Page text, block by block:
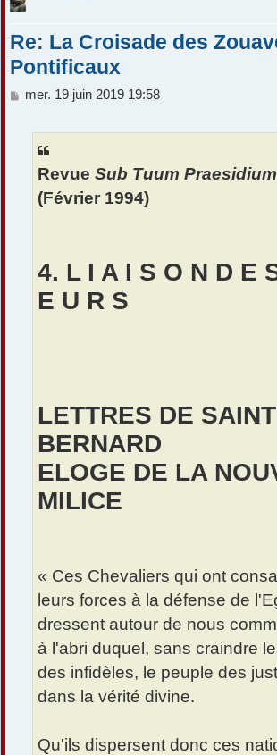
Re: La Croisade des
Pontificaux
M
mer. 19 juin 2019 19:58
Revue Sub Tuum Praesidium
(Février 1994)
4. L I A I S O N D E
E U R S
LETTRES DE SAINT
BERNARD
ELOGE DE LA
MILICE
« Ces Chevaliers qui ont
leurs forces à la défense de
dressent autour de nous
à l'abri duquel, sans craindre
des infidèles, le peuple des
dans la vérité divine.
Qu'ils dispersent donc ces